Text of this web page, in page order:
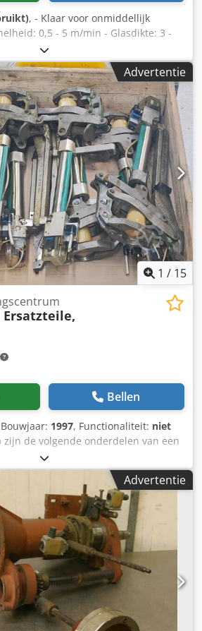
6 Motorinhoud: 7.698 cc
ALLISON, automaat
schijfremmen Vooras:
R 22.5; Max. aslast: 7.500 kg;
links: 80%; Profiel banden rechts:
295/60 R 22.5; Dubbel
Max. aslast: 11.500 kg; Profiel
80%; Profiel banden links buiten:
binnen: 80%; Profiel banden
enkelvoudig gereduceerd;
2: Bandenmaten: 295/60 R
kg; Gestuurd; Profiel banden links:
80%; Vering: luchtvering
9.875 kg Laadvermogen: 17.125 kg
Opbouwmerk: ROEFS
cm Staat Technische staat: zeer goed
Identificatie Kenteken: 55-BLF-4
, - Klaar voor onmiddellijk
0,5 - 5 m/min - Glasdikte: 3 -
slijpen tot 45° - 13 slijp- en
documentatie beschikbaar -
regelmatig onderhouden en werkt
- zeer schone
Hpoc Tsa - Aangesloten
V, 50 Hz, 6 bar
Advertentie
1 / 15
Ersatzteile,
Bellen
1997, Functionaliteit: niet
zijn de volgende onderdelen van een
1997: 9 stuks
1 spindel 1 spindelmotor Codpfx
Advertentie